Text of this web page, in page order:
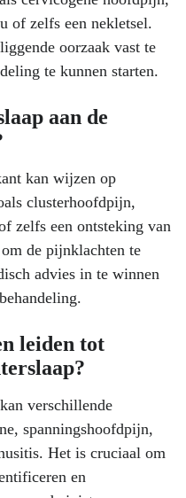
of zelfs een nekletsel.
oorzaak vast te
te kunnen starten.
aan de
kan wijzen op
clusterhoofdpijn,
zelfs een ontsteking van
de pijnklachten te
advies in te winnen
leiden tot
verschillende
spanningshoofdpijn,
Het is cruciaal om
en